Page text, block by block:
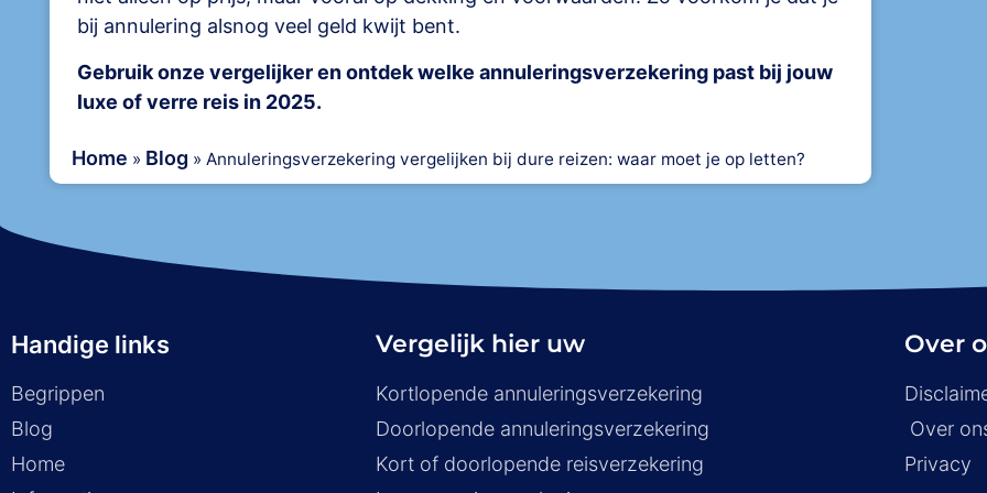
bij annulering alsnog veel geld kwijt bent.
Gebruik onze vergelijker en ontdek welke annuleringsverzekering past bij jouw
luxe of verre reis in 2025.
Home » Blog » Annuleringsverzekering vergelijken bij dure reizen: waar moet je op letten?
Handige links
Begrippen
Blog
Home
Vergelijk hier uw
Kortlopende annuleringsverzekering
Doorlopende annuleringsverzekering
Kort of doorlopende reisverzekering
Over
Over
Privacy